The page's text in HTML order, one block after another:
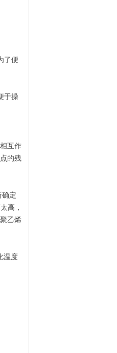
了便
于操
互作
的残
确定
高，
乙烯
温度